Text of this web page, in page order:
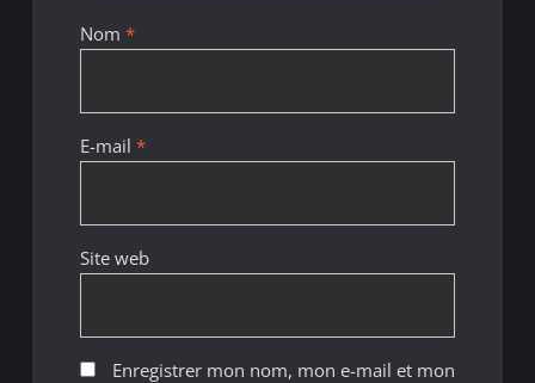
Nom *
E-mail *
Site web
Enregistrer mon nom, mon e-mail et mon